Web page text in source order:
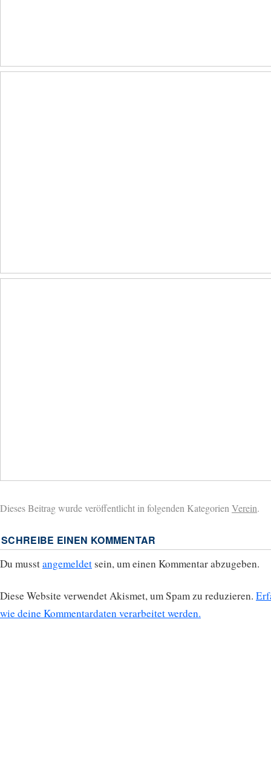
Dieses Beitrag wurde veröffentlicht in folgenden KategorienVerein.
SCHREIBE EINEN KOMMENTAR
Du musstangemeldet sein, um einen Kommentar abzugeben.
Diese Website verwendet Akismet, um Spam zu reduzieren.
wie deine Kommentardaten verarbeitet werden.